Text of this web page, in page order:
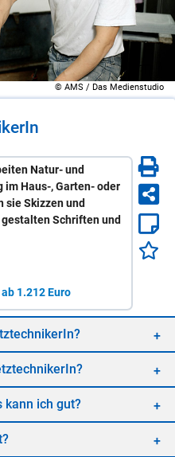
© AMS / Das Medienstudio
Natur- und
Haus-, Garten- oder
sie Skizzen und
Schriften und
ab 1.212 Euro
?
?
kann ich gut?